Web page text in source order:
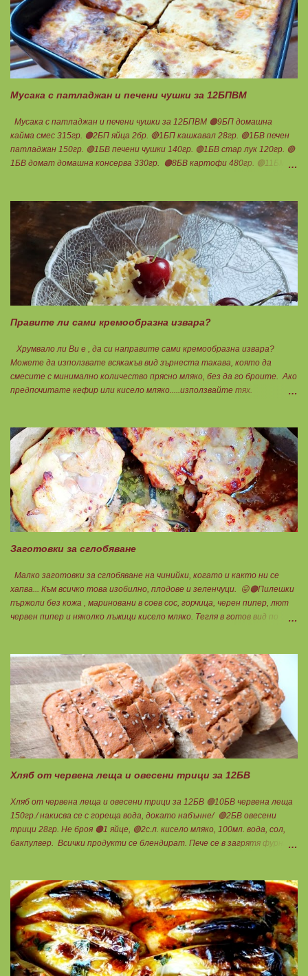
яйце 1бр. Ванилия Не подслаждам! За отгоре: 🟢4БВ сини сливи
360гр. Канела Мазнините са удвоени за белтъците и крем сиренето!
В голяма силиконова форма за тарт, разпределих така: 🥧1- ви слой
от кексово тесто 🥧2- ри слой чийз крем 🥧3- ти слой нарязани сини
сливи Канелата поръсих след изпичане, за да не е много натрапчива и
в голямо количество. Сладкиша изпекох в загрята фурна на 180
Мусака с патладжан и печени чушки за 12БПВМ
Мусака с патладжан и печени чушки за 12БПВМ 🟠9БП домашна
кайма смес 315гр. 🟠2БП яйца 2бр. 🔴1БП кашкавал 28гр. 🟢1БВ печен
патладжан 150гр. 🟢1БВ печени чушки 140гр. 🟢1БВ стар лук 120гр. 🟢
1БВ домат домашна консерва 330гр. 🟠8БВ картофи 480гр. 🟢11БМ
кайма, може изобщо да не добавяте мазнини... Каймата се задушава с
лука и картофите. Всичко останало с3 нарязва и добавя към сместа.
Пече се до готовност. Заливката е от яйца,кашкавал и 150гр. кисело
мляко. Цялото количество можете да разпределите на порции и да
хапвате както предпочитате. Нека да ни е вкусно заедно! Люси
Правите ли сами кремообразна извара?
Хрумвало ли Ви е , да си направите сами кремообразна извара?
Можете да използвате всякакъв вид зърнеста такава, която да
смесите с минимално количество прясно мляко, без да го броите. Ако
предпочитате кефир или кисело мляко.....използвайте тях.
приготвяне на всякакви плодови кремчета, крем за торти, за всякакви
разядки и салати... Ако изварата е обезмаслена можете да удвоявате
мазнините. Ако не е, броите като нискомаслен продукт. Можете да
си приготвите по- голямо количество и да съхранявате в хладилник
за няколко дни. Част от моята закуска днес, беше това вкусно
кремче... 🟢1БП извара 50гр. 🟢1БВ череши 8бр. 🟠1БМ орех 1бр.
Ванилия Нека да ни е вкусно заедно! Люси
Заготовки за сглобяване
Малко заготовки за сглобяване на чинийки, когато и както ни се
хапва... Към всичко това изобилно, плодове и зеленчуци. 😛🟠Пилешки
пържоли без кожа , мариновани в соев сос, горчица, черен пипер, лют
червен пипер и няколко лъжици кисело мляко. Тегля в готов вид по
секунди под налягане със съвсем малко вода, пасира се и готово.
Обичам я студена, като всеки път ще си съчетавам различно, затова
в нея няма нито мазнина, нито протеин. Обичам свободата на избор...
Деля на 4 порции по 1БВ. 😛" Панирани чушки" за 3БП 4БВ 6БМ 🟢2БВ
печени чушки 340гр./ 6бр. 🔴2БВ брашно 28гр. 🟢2БП извара Брей
100гр. 🟠1БП яйце 1бр. 🟢8БМ зехтин почти 3ч.л. Мазнините удвоени
за изварата! Изпечените чушки се напълват с малко количество
извара, овкусена с копър и чесън. Ако обичате повече, може да
Хляб от червена леща и овесени трици за 12БВ
Хляб от червена леща и овесени трици за 12БВ 🟢10БВ червена леща
150гр./ накисва се с гореща вода, докато набънне/ 🟢2БВ овесени
трици 28гр. Не броя 🟠1 яйце, 🟢2с.л. кисело мляко, 100мл. вода, сол,
бакпулвер. Всички продукти се блендират. Пече се в загрятя фурна